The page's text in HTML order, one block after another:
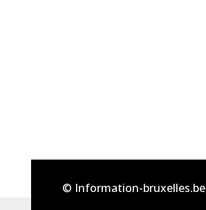
© Information-bruxelles.be